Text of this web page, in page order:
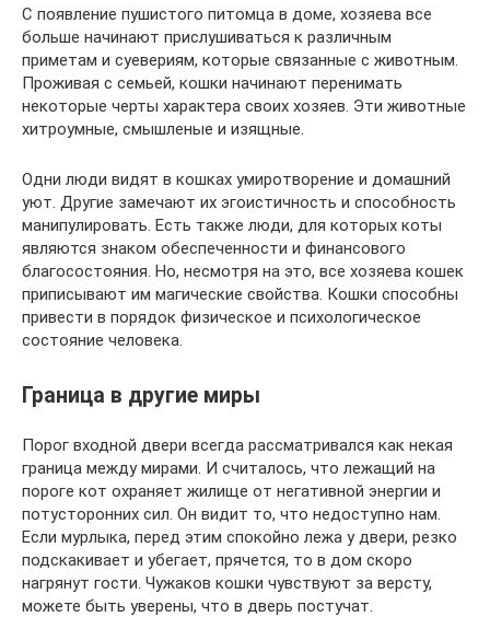
С появление пушистого питомца в доме, хозяева все
больше начинают прислушиваться к различным
приметам и суевериям, которые связанные с животным.
Проживая с семьей, кошки начинают перенимать
некоторые черты характера своих хозяев. Эти животные
хитроумные, смышленые и изящные.
Одни люди видят в кошках умиротворение и домашний
уют. Другие замечают их эгоистичность и способность
манипулировать. Есть также люди, для которых коты
являются знаком обеспеченности и финансового
благосостояния. Но, несмотря на это, все хозяева кошек
приписывают им магические свойства. Кошки способны
привести в порядок физическое и психологическое
состояние человека.
Граница в другие миры
Порог входной двери всегда рассматривался как некая
граница между мирами. И считалось, что лежащий на
пороге кот охраняет жилище от негативной энергии и
потусторонних сил. Он видит то, что недоступно нам.
Если мурлыка, перед этим спокойно лежа у двери, резко
подскакивает и убегает, прячется, то в дом скоро
нагрянут гости. Чужаков кошки чувствуют за версту,
можете быть уверены, что в дверь постучат.